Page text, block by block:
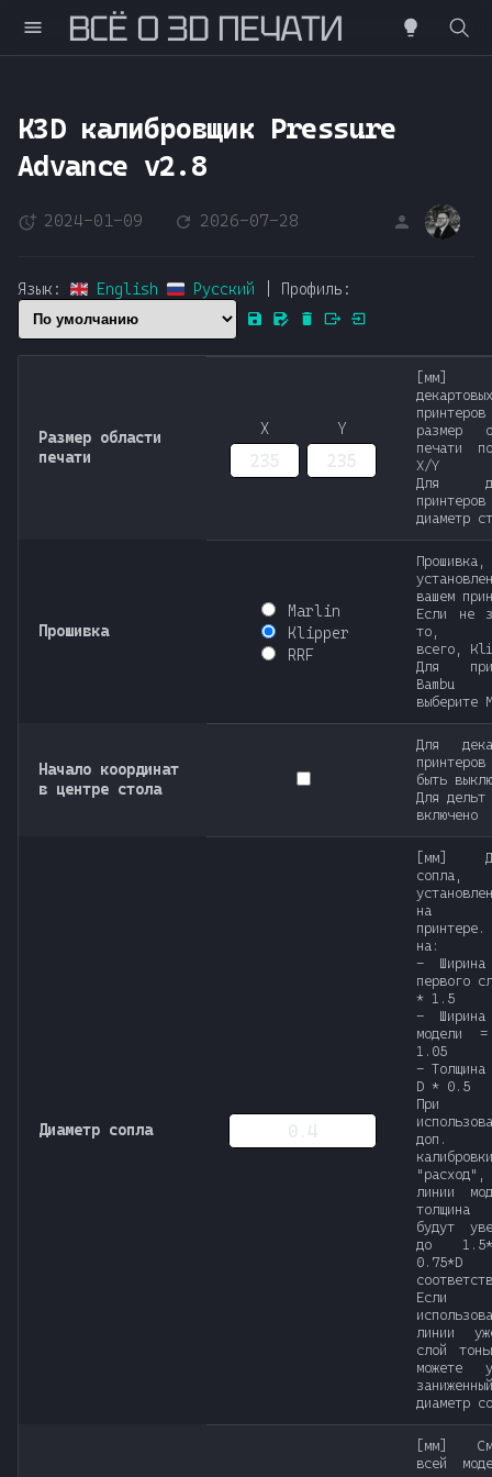
ВСË О 3D ПЕЧАТИ
и
K3D калибровщик Pressure
Advance v2.8
2024-01-09 2026-07-28 DS
Язык: English Русский Профиль:
Размер области
печати
X Y
[мм]
декартовых
размер
печати
X/Y
Для
диаметр
Прошивка
Marlin
Klipper
RRF
Прошивка,
вашем
Если не
то,
всего,
Для
выберите
Начало координат
в центре стола
Для
принтеров
быть
Для дельт
включено
Диаметр сопла
[мм]
сопла,
на
принтере.
на:
- Ширина
первого
* 1.5
- Ширина
модели
1.05
- Толщина
D * 0.5
При
доп.
калибровки
"расход",
линии
будут
до
0.75*D
Если
линии
слой
можете
заниженный
диаметр
[мм]
всей